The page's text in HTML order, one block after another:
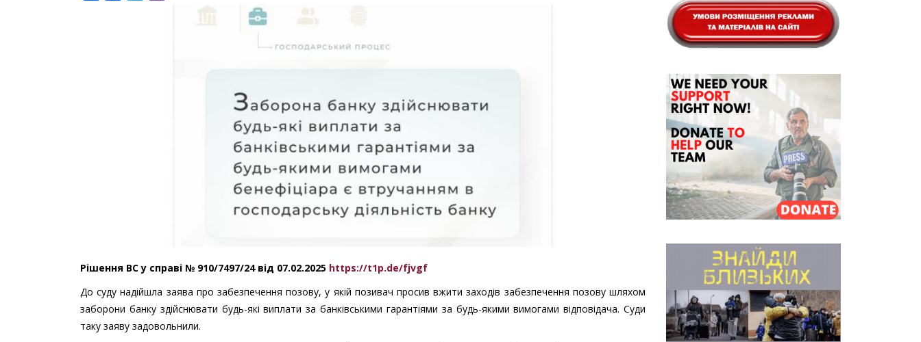
Рішення ВС у справі № 910/7497/24 від 07.02.2025 https://t1p.de/fjvgf
До суду надійшла заява про забезпечення позову, у якій позивач просив вжити заходів забезпечення позову шляхом
заборони банку здійснювати будь-які виплати за банківськими гарантіями за будь-якими вимогами відповідача. Суди
таку заяву задовольнили.